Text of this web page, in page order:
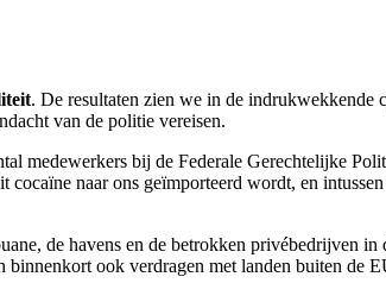
. De resultaten zien we in de indrukwekkende
van de politie vereisen.
medewerkers bij de Federale Gerechtelijke
naar ons geïmporteerd wordt, en
de havens en de betrokken privébedrijven
ook verdragen met landen buiten de